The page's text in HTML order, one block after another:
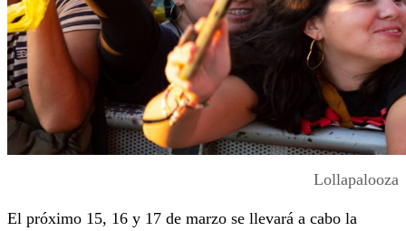
Lollapalooza
El próximo 15, 16 y 17 de marzo se llevará a cabo la